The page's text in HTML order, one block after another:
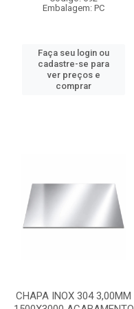
Embalagem: PC
Faça seu login ou
cadastre-se para
ver preços e
comprar
CHAPA INOX 304 3,00MM